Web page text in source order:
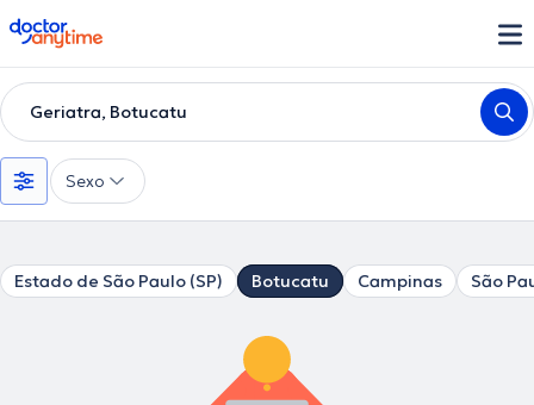
doctoranytime
Geriatra, Botucatu
Sexo
Estado de São Paulo (SP) Botucatu Campinas São